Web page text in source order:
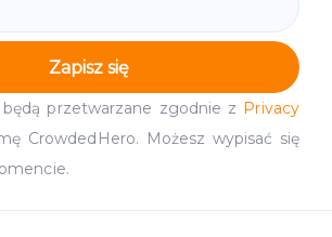
Zapisz się
przetwarzane zgodnie z Privacy
CrowdedHero. Możesz wypisać się